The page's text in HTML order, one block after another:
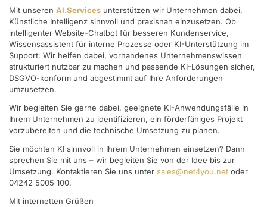
Mit unseren AI.Services unterstützen wir Unternehmen dabei,
Künstliche Intelligenz sinnvoll und praxisnah einzusetzen. Ob
intelligenter Website-Chatbot für besseren Kundenservice,
Wissensassistent für interne Prozesse oder KI-Unterstützung im
Support: Wir helfen dabei, vorhandenes Unternehmenswissen
strukturiert nutzbar zu machen und passende KI-Lösungen sicher,
DSGVO-konform und abgestimmt auf Ihre Anforderungen
umzusetzen.
Wir begleiten Sie gerne dabei, geeignete KI-Anwendungsfälle in
Ihrem Unternehmen zu identifizieren, ein förderfähiges Projekt
vorzubereiten und die technische Umsetzung zu planen.
Sie möchten KI sinnvoll in Ihrem Unternehmen einsetzen? Dann
sprechen Sie mit uns – wir begleiten Sie von der Idee bis zur
Umsetzung. Kontaktieren Sie uns unter sales@net4you.net oder
04242 5005 100.
Mit internetten Grüßen